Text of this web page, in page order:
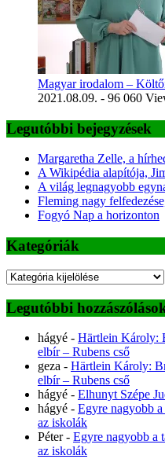
Magyar irodalom –
2021.08.09. - 96 060
Legutóbbi bejegyzések
Margaretha Zelle, a
A Wikipédia alapítója,
A világ legnagyobb
Fleming nagy
Fogyó Nap a horizonton
Kategóriák
Kategóriák
Legutóbbi
hágyé - Härtlein Károly:
elbír – Rubens cső
geza - Härtlein Károly:
elbír – Rubens cső
hágyé - Elhunyt Szépe
hágyé - Egyre nagyobb
az iskolák
Péter- Egyre nagyobb a
az iskolák